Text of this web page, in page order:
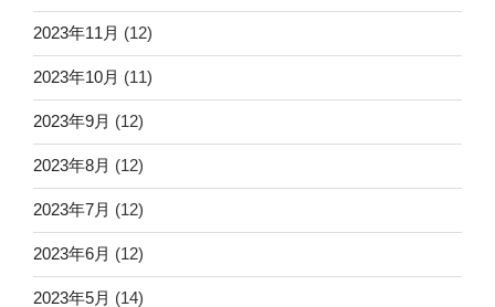
2023年11月 (12)
2023年10月 (11)
2023年9月 (12)
2023年8月 (12)
2023年7月 (12)
2023年6月 (12)
2023年5月 (14)